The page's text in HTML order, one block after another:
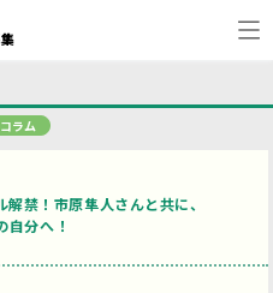
コラム
禁！市原隼人さんと共に、
自分へ！